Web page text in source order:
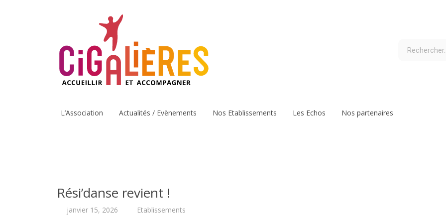
L’Association Actualités / Evènements Nos Etablissements Les Echos Nos partenaires
Rési’danse revient !
janvier 15, 2026 Etablissements